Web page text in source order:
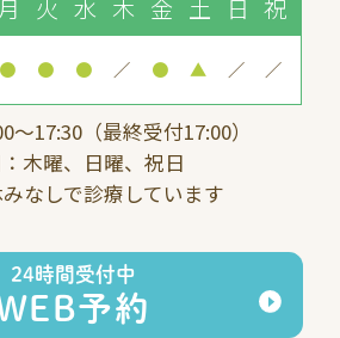
月 火 水 木 金 土 日 祝
● ● ● ／ ● ▲ ／ ／
17:30（最終受付17:00）
木曜、日曜、祝日
なしで診療しています
24時間受付中
予約